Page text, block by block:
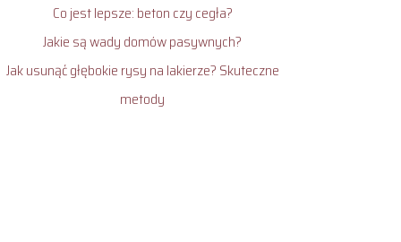
Co jest lepsze: beton czy cegła?
Jakie są wady domów pasywnych?
Jak usunąć głębokie rysy na lakierze? Skuteczne
metody